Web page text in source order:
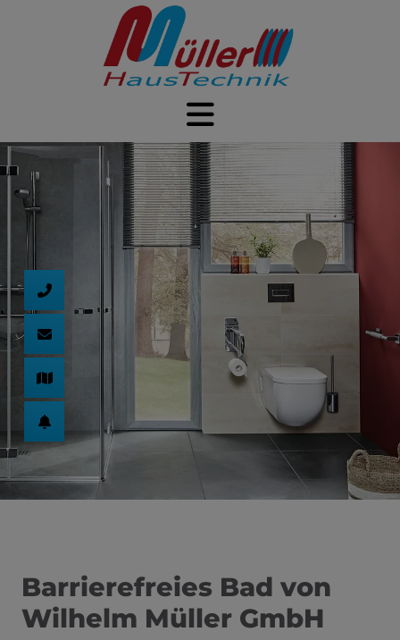
Barrierefreies Bad von
Wilhelm Müller GmbH